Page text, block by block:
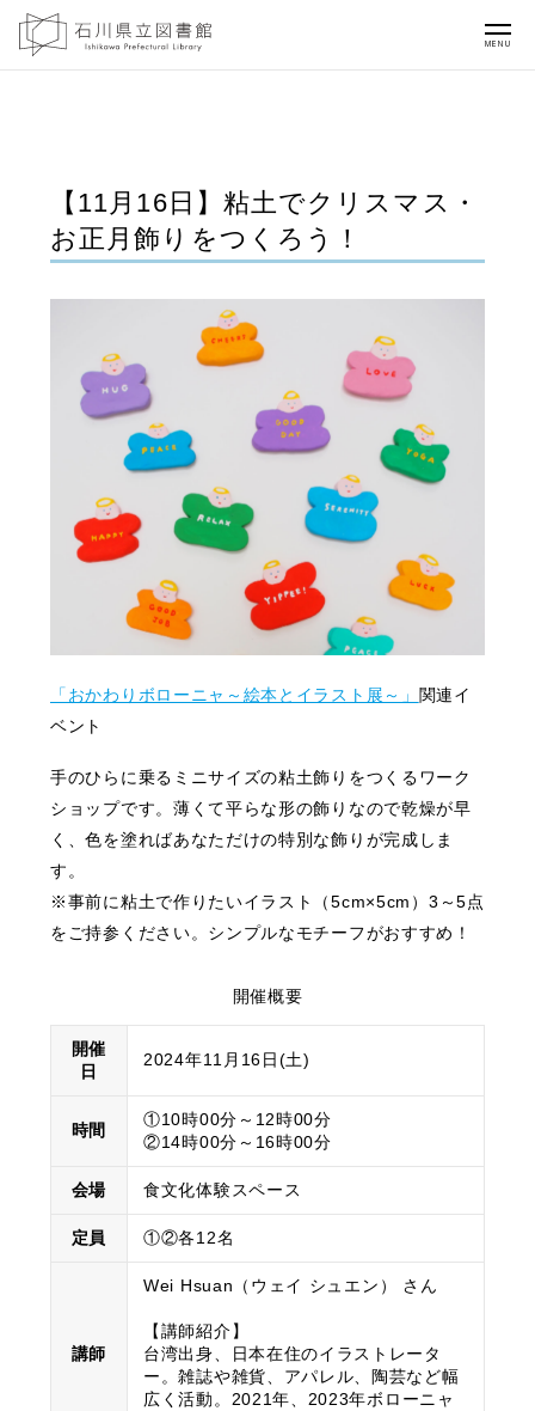
MENU
【11月16日】粘土でクリスマス・
お正月飾りをつくろう！
「おかわりボローニャ～絵本とイラスト展～」 関連イ
ベント
手のひらに乗るミニサイズの粘土飾りをつくるワーク
ショップです。薄くて平らな形の飾りなので乾燥が早
く、色を塗ればあなただけの特別な飾りが完成しま
す。
※事前に粘土で作りたいイラスト（5cm×5cm）3～5点
をご持参ください。シンプルなモチーフがおすすめ！
開催概要
開催
日
2024年11月16日(土)
時間
①10時00分～12時00分
②14時00分～16時00分
会場 食文化体験スペース
定員 ①②各12名
講師
Wei Hsuan（ウェイ シュエン） さん
【講師紹介】
台湾出身、日本在住のイラストレータ
ー。雑誌や雑貨、アパレル、陶芸など幅
広く活動。2021年、2023年ボローニャ